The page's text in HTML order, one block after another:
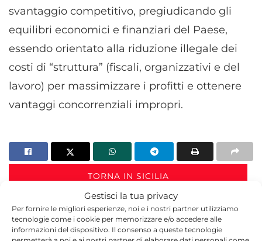
Gestisci la tua privacy
Per fornire le migliori esperienze, noi e i nostri partner utilizziamo
tecnologie come i cookie per memorizzare e/o accedere alle
informazioni del dispositivo. Il consenso a queste tecnologie
svantaggio competitivo, pregiudicando gli
equilibri economici e finanziari del Paese,
essendo orientato alla riduzione illegale dei
costi di “struttura” (fiscali, organizzativi e del
lavoro) per massimizzare i profitti e ottenere
vantaggi concorrenziali impropri.
TORNA IN SICILIA